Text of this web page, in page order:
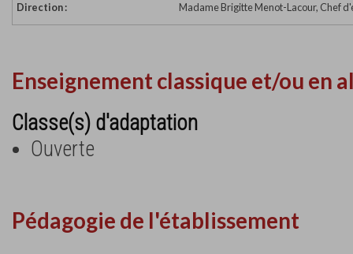
Direction : Madame Brigitte Menot-Lacour, Chef
Enseignement classique et/ou en
Classe(s) d'adaptation
Ouverte
Pédagogie de l'établissement